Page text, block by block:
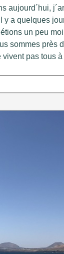
aujourd´hui,
y a quelques
un peu
sommes près
pas tous à